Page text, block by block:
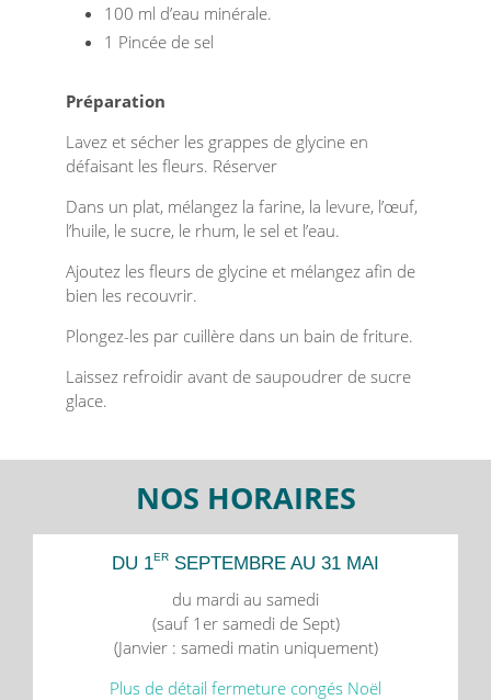
100 ml d’eau minérale.
1 Pincée de sel
Préparation
Lavez et sécher les grappes de glycine en
défaisant les fleurs. Réserver
Dans un plat, mélangez la farine, la levure, l’œuf,
l’huile, le sucre, le rhum, le sel et l’eau.
Ajoutez les fleurs de glycine et mélangez afin de
bien les recouvrir.
Plongez-les par cuillère dans un bain de friture.
Laissez refroidir avant de saupoudrer de sucre
glace.
NOS HORAIRES
DU 1ER SEPTEMBRE AU 31 MAI
du mardi au samedi
(sauf 1er samedi de Sept)
(Janvier : samedi matin uniquement)
Plus de détail fermeture congés Noël